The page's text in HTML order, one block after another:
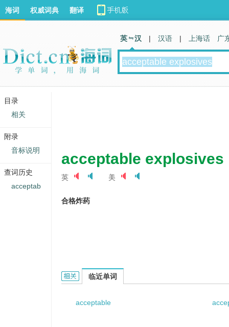
acceptable explosives
英 美
合格炸药
acceptable explosives的相关资料：
临近单词
acceptable
海词 权威词典 翻译
英 汉 | 汉语 | 上海话 广
目录
相关
附录
音标说明
查词历史
acceptab